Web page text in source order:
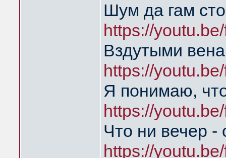
Шум да гам
https://
Вздутыми
https://
Я понимаю,
https://
Что ни вечер -
https://